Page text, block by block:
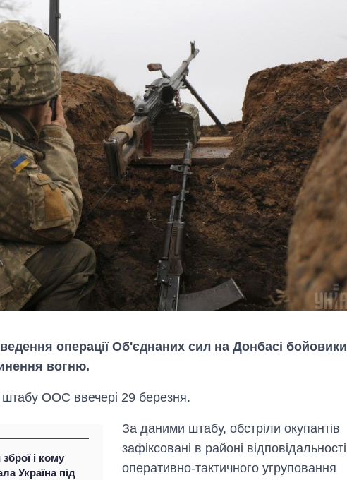
операції Об'єднаних сил на Донбасі бойовики
вогню.
ООС ввечері 29 березня.
і кому
Україна під
За даними штабу, обстріли окупантів
зафіксовані в районі відповідальності
оперативно-тактичного угруповання